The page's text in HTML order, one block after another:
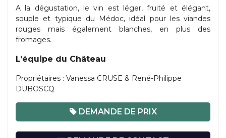
A la dégustation, le vin est léger, fruité et élégant,
souple et typique du Médoc, idéal pour les viandes
rouges mais également blanches, en plus des
fromages.
L’équipe du Château
Propriétaires : Vanessa CRUSE & René-Philippe
DUBOSCQ
DEMANDE DE PRIX